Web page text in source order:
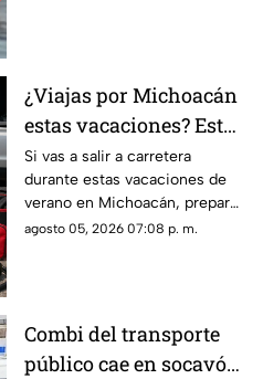
una de las principales zonas
naturales del municipio.
¿Viajas por Michoacán
estas vacaciones? Esto
es lo indispensable que
debes llevar en tu
automóvil
Si vas a salir a carretera
durante estas vacaciones de
verano en Michoacán, preparar
tu automóvil antes del viaje
del vehículo y llevar
herramientas básicas.
agosto 05, 2026 07:08 p. m.
Combi del transporte
público cae en socavón;